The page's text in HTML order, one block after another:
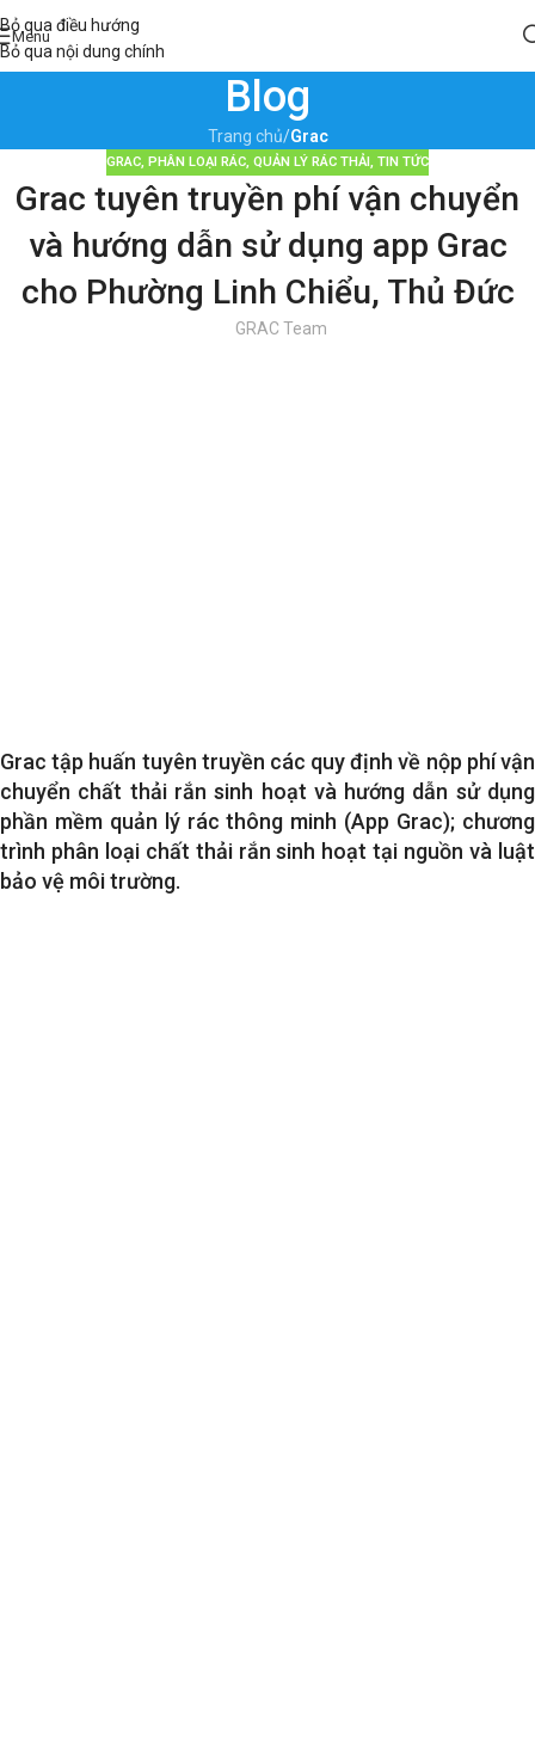
Bỏ qua điều hướng
Bỏ qua nội dung chính
Menu
Blog
Trang chủ/Grac
GRAC, PHÂN LOẠI RÁC, QUẢN LÝ RÁC THẢI, TIN TỨC
Grac tuyên truyền phí vận chuyển
và hướng dẫn sử dụng app Grac
cho Phường Linh Chiểu, Thủ Đức
GRAC Team
Grac tập huấn tuyên truyền các quy định về nộp phí vận
chuyển chất thải rắn sinh hoạt và hướng dẫn sử dụng
phần mềm quản lý rác thông minh (App Grac); chương
trình phân loại chất thải rắn sinh hoạt tại nguồn và luật
bảo vệ môi trường.